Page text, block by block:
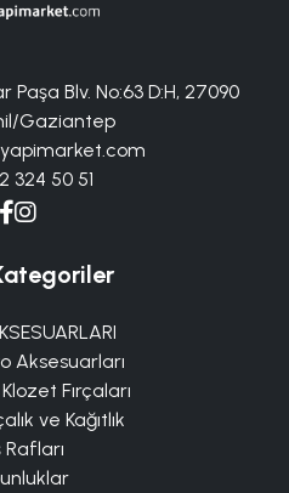
Blv. No:63 D:H, 27090
Gaziantep
324 50 51
Aksesuarları
Fırçaları
ve Kağıtlık
Rafları